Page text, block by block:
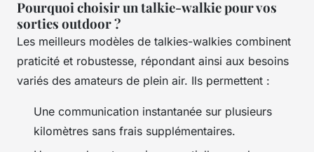
Pourquoi choisir un talkie-walkie pour vos
sorties outdoor ?
Les meilleurs modèles de talkies-walkies combinent
praticité et robustesse, répondant ainsi aux besoins
variés des amateurs de plein air. Ils permettent :
Une communication instantanée sur plusieurs
kilomètres sans frais supplémentaires.